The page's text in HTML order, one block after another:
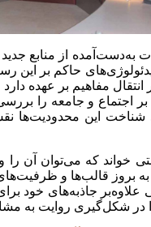
به‌دست‌آمده از منابع
حاکم بر
انتقال مفاهیم بر ‌عهده
اجتماع و جامعه را
این محدودیت‌ها نقش
خواند که می‌توان آن
بروز قالب‌ها و
علاوه‌بر ‌جاذبه‌های
در ‌شکل‌گیری روایت به